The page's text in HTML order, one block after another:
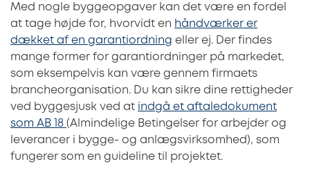
Med nogle byggeopgaver kan det være en fordel
at tage højde for, hvorvidt en håndværker er
dækket af en garantiordning eller ej. Der findes
mange former for garantiordninger på markedet,
som eksempelvis kan være gennem firmaets
brancheorganisation. Du kan sikre dine rettigheder
ved byggesjusk ved at indgå et aftaledokument
som AB 18 (Almindelige Betingelser for arbejder og
leverancer i bygge- og anlægsvirksomhed), som
fungerer som en guideline til projektet.